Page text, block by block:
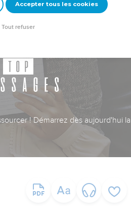
! Démarrez dès aujourd'hui
Accepter tous les cookies
Tout refuser